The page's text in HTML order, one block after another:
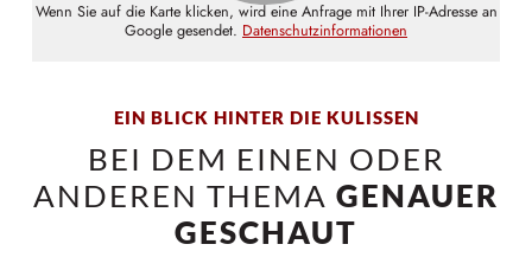
Wenn Sie auf die Karte klicken, wird eine Anfrage mit Ihrer IP-Adresse an
Google gesendet. Datenschutzinformationen
EIN BLICK HINTER DIE KULISSEN
BEI DEM EINEN ODER
ANDEREN THEMA GENAUER
GESCHAUT